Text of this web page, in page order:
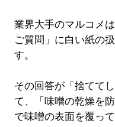
業界大手のマルコメ
ご質問」に白い紙の
す。
その回答が「捨てて
て、「味噌の乾燥を
で味噌の表面を覆っ